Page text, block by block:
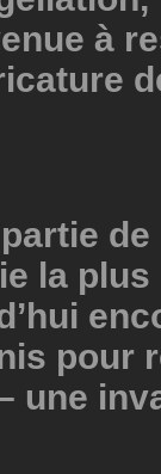
à
la plus
pour
une